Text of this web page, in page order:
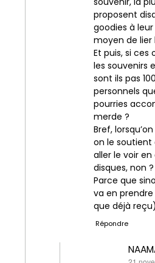
proposent
goodies à
moyen de lier
Et puis, si ces
les souvenirs
sont ils pas
personnels
pourries
merde ?
Bref,
on le soutient
aller le voir
disques, non ?
Parce que
va en
que déjà
Répondre